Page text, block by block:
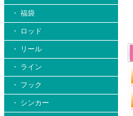
・ 福袋
・ ロッド
・ リール
・ ライン
・ フック
・ シンカー